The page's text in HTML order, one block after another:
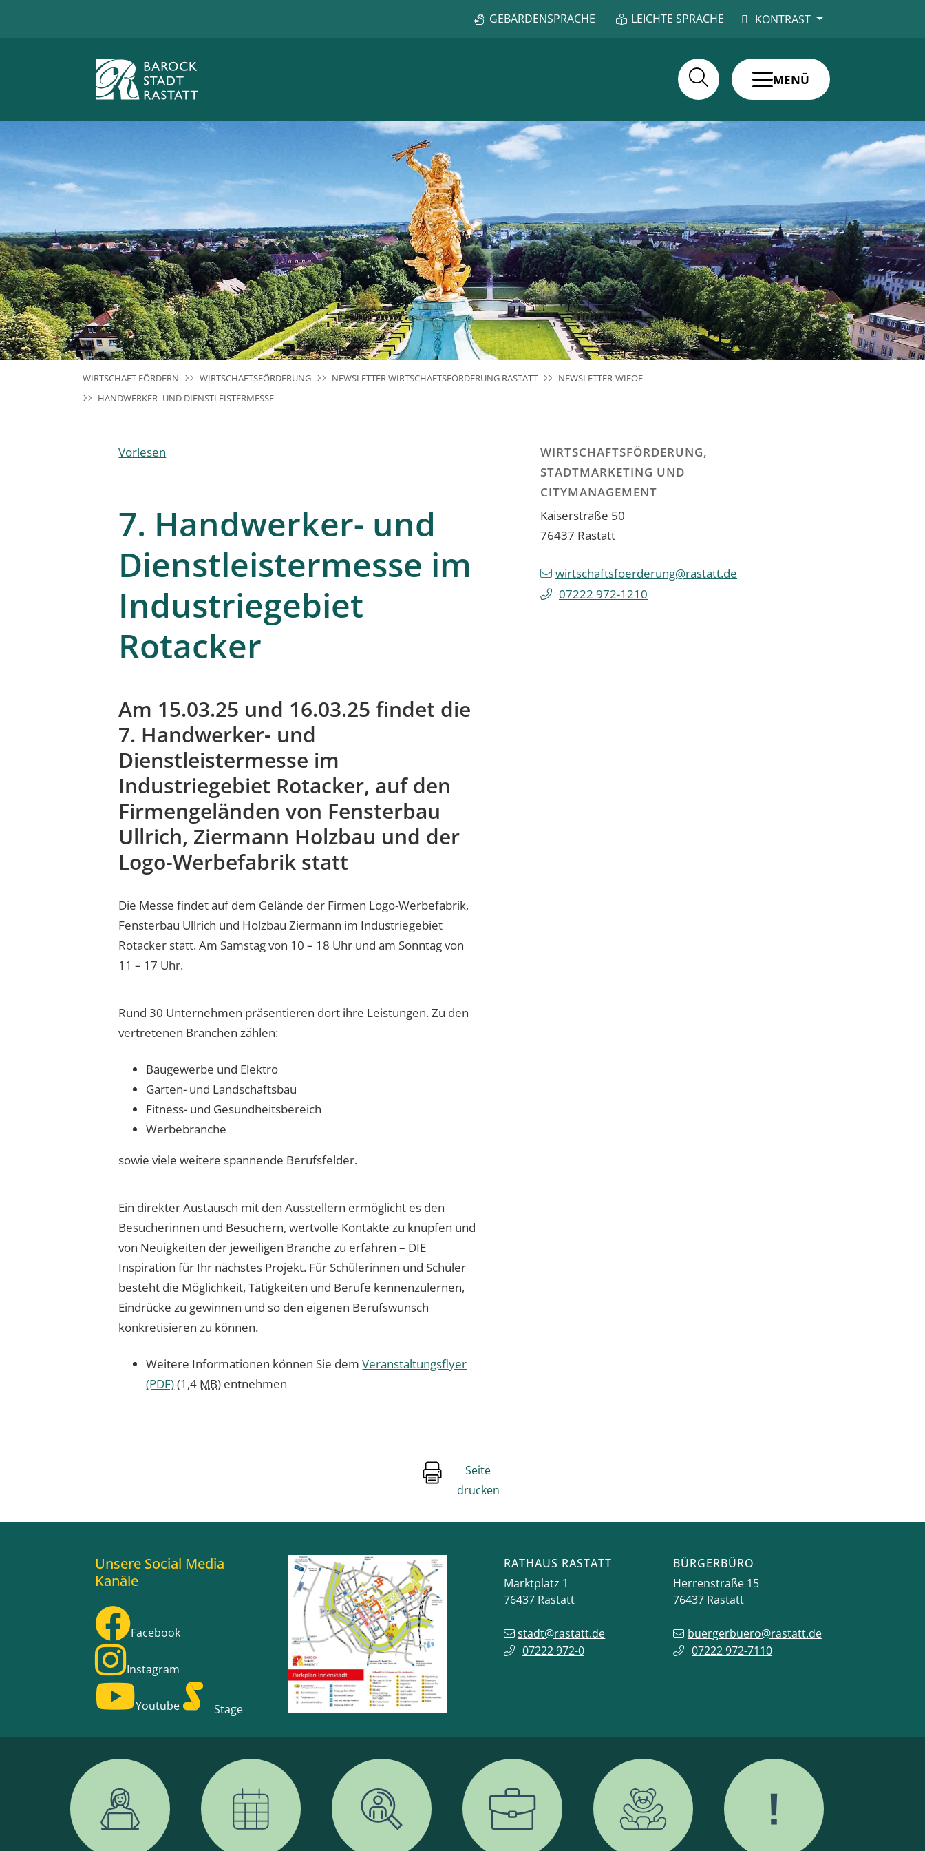
GEBÄRDENSPRACHE LEICHTE SPRACHE KONTRAST
MENÜ
WIRTSCHAFT FÖRDERN WIRTSCHAFTSFÖRDERUNG NEWSLETTER WIRTSCHAFTSFÖRDERUNG RASTATT
NEWSLETTER-WIFOE
HANDWERKER- UND DIENSTLEISTERMESSE
Vorlesen
7. Handwerker- und
Dienstleistermesse im
Industriegebiet
Rotacker
Am 15.03.25 und 16.03.25 findet die
7. Handwerker- und
Dienstleistermesse im
Industriegebiet Rotacker, auf den
Firmengeländen von Fensterbau
Ullrich, Ziermann Holzbau und der
Logo-Werbefabrik statt
Die Messe findet auf dem Gelände der Firmen Logo-Werbefabrik,
Fensterbau Ullrich und Holzbau Ziermann im Industriegebiet
Rotacker statt. Am Samstag von 10 – 18 Uhr und am Sonntag von
11 – 17 Uhr.
Rund 30 Unternehmen präsentieren dort ihre Leistungen. Zu den
vertretenen Branchen zählen:
Baugewerbe und Elektro
Garten- und Landschaftsbau
Fitness- und Gesundheitsbereich
Werbebranche
sowie viele weitere spannende Berufsfelder.
Ein direkter Austausch mit den Ausstellern ermöglicht es den
Besucherinnen und Besuchern, wertvolle Kontakte zu knüpfen und
von Neuigkeiten der jeweiligen Branche zu erfahren – DIE
Inspiration für Ihr nächstes Projekt. Für Schülerinnen und Schüler
besteht die Möglichkeit, Tätigkeiten und Berufe kennenzulernen,
Eindrücke zu gewinnen und so den eigenen Berufswunsch
konkretisieren zu können.
Weitere Informationen können Sie demVeranstaltungsflyer
(PDF)(1,4 MB) entnehmen
WIRTSCHAFTSFÖRDERUNG,
STADTMARKETING UND
CITYMANAGEMENT
Kaiserstraße 50
76437 Rastatt
wirtschaftsfoerderung@rastatt.de
07222 972-1210
Seite
drucken
Unsere Social Media
Kanäle
Facebook
Instagram
Youtube Stage
RATHAUS RASTATT
Marktplatz 1
76437 Rastatt
stadt@rastatt.de
07222 972-0
BÜRGERBÜRO
Herrenstraße 15
76437 Rastatt
buergerbuero@rastatt.de
07222 972-7110